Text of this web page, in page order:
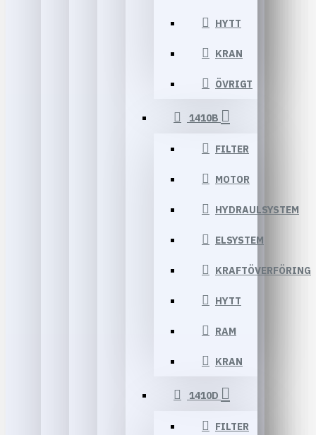
HYTT
KRAN
ÖVRIGT
1410B
FILTER
MOTOR
HYDRAULSYSTEM
ELSYSTEM
KRAFTÖVERFÖRING
HYTT
RAM
KRAN
1410D
FILTER